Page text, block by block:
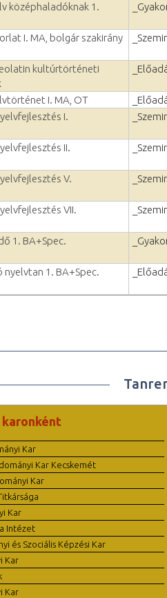
középhaladóknak 1.
I. MA, bolgár szakirány
kultúrtörténeti
I. MA, OT
I.
II.
V.
VII.
1. BA+Spec.
nyelvtan 1. BA+Spec.
karonként
Kar
Kar Kecskemét
Kar
Kar
Intézet
és Szociális Képzési Kar
Kar
Kar